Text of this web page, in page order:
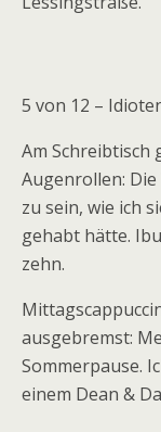
5 von 12 –
Am
Augenrollen:
zu sein, wie ich
gehabt hätte.
zehn.
ausgebremst:
Sommerpause.
einem Dean &